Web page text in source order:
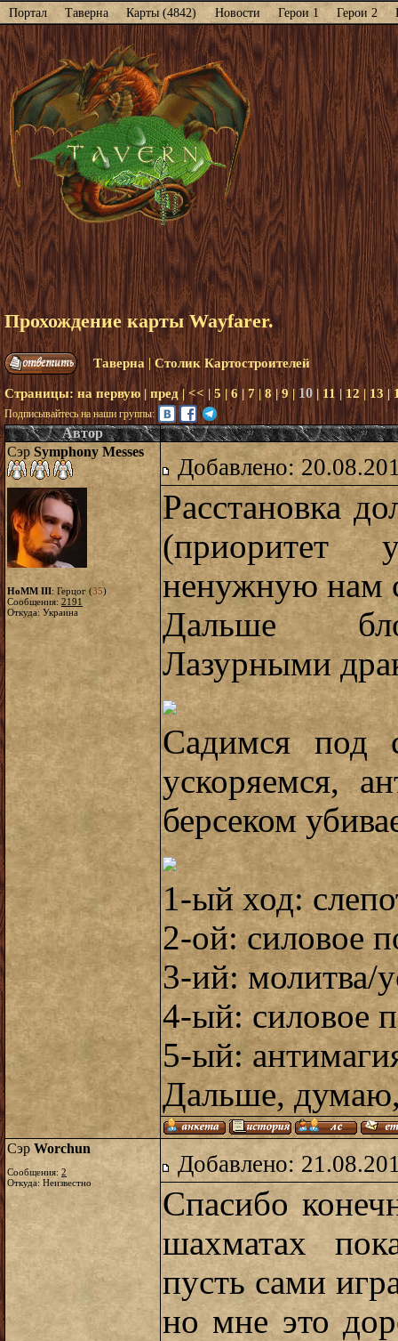
Портал Таверна Карты (4842) Новости Герои 1 Герои 2
Прохождение карты Wayfarer.
Таверна |Столик Картостроителей
Страницы: на первую | пред|<< |5 |6 | 7 |8 |9| 10 | 11 | 12 | 13|
Подписывайтесь на наши группы:
Автор
Сэр Symphony Messes
HoMM III: Герцог (35)
Сообщения: 2191
Откуда: Украина
Добавлено:
Расстановка
(приоритет
ненужную нам
Дальше
Лазурными
Садимся под
ускоряемся,
берсеком
1-ый ход:
2-ой: силовое
3-ий: молитва/
4-ый: силовое
5-ый:
Дальше,
Сэр Worchun
Сообщения: 2
Откуда: Неизвестно
Добавлено:
Спасибо
шахматах
пусть сами
но мне это